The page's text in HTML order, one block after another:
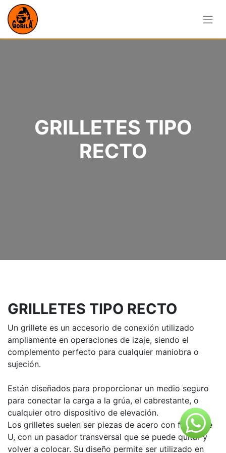
GRILLETES TIPO
RECTO
GRILLETES TIPO RECTO
Un grillete es un accesorio de conexión utilizado
ampliamente en operaciones de izaje, siendo el
complemento perfecto para cualquier maniobra o
sujeción.
Están diseñados para proporcionar un medio seguro
para conectar la carga a la grúa, el cabrestante, o
cualquier otro dispositivo de elevación.
Los grilletes suelen ser piezas de acero con forma de
U, con un pasador transversal que se puede quitar y
volver a colocar. Su diseño permite ser utilizado en